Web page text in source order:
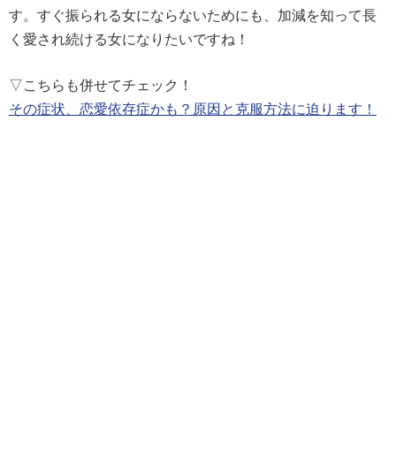
す。すぐ振られる女にならないためにも、加減を知って長
く愛され続ける女になりたいですね！
▽こちらも併せてチェック！
その症状、恋愛依存症かも？原因と克服方法に迫ります！